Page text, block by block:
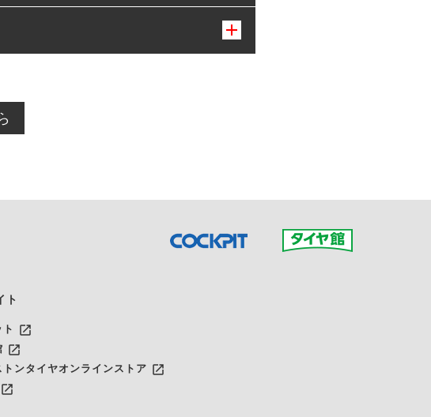
予約いただいた店舗へご連絡くださ
ト
launch
launch
トンタイヤオンラインストア launch
launch